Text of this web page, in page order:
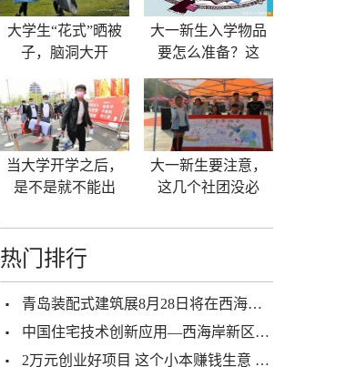
大学生“花式”晒被
子，脑洞大开
大一新生入学物品
要怎么准备？这
当大学开学之后，
是不是就不能出
大一新生要注意，
这几个社团没必
热门排行
青岛装配式建筑展8月28日将在西海岸新区开幕
中国住宅技术创新应用—西海岸新区红状元小区
2万元创业好项目 这个小本赚钱生意 年入30万 不信可以试试